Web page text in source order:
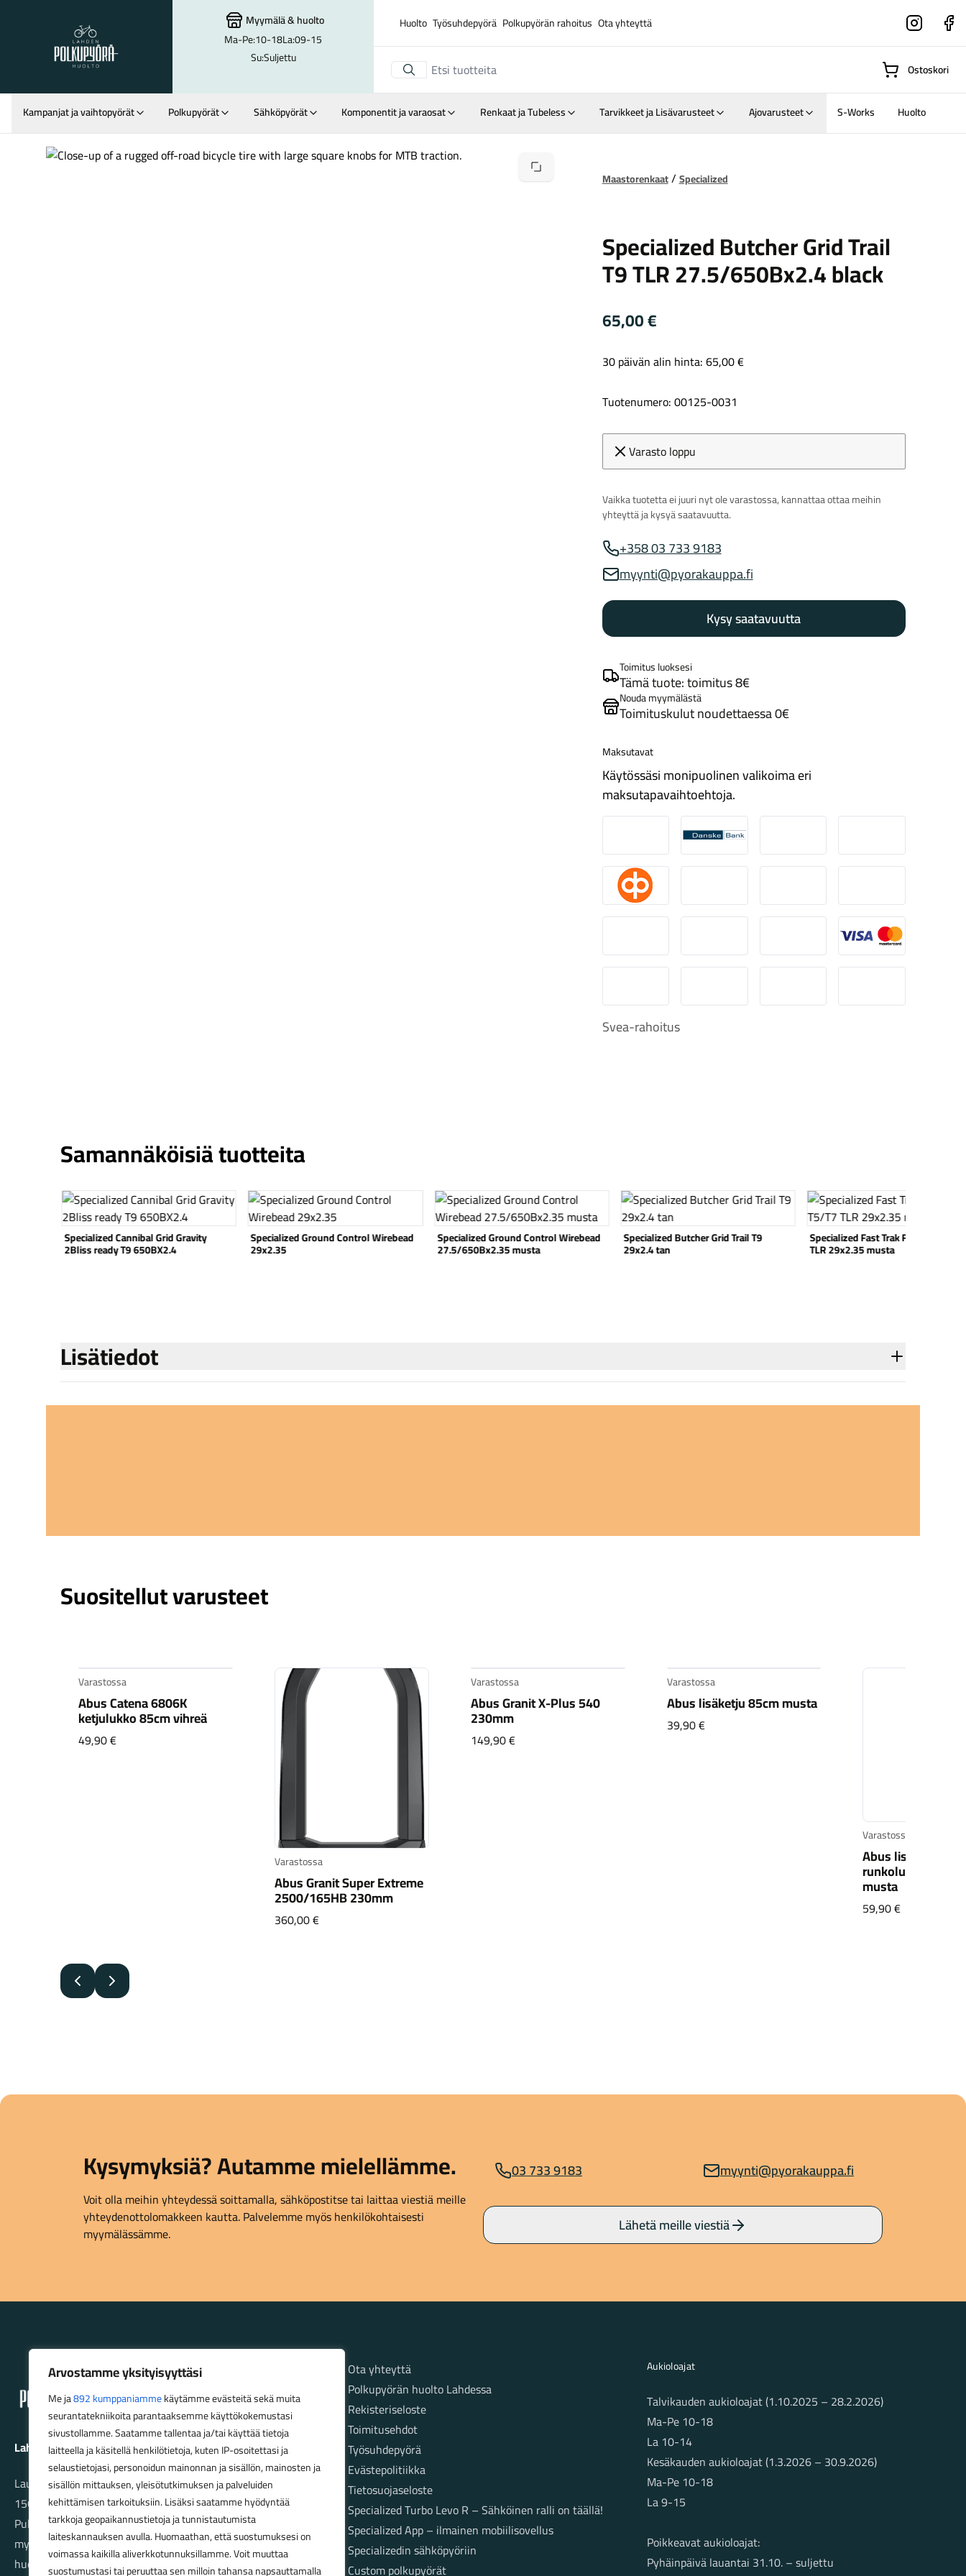
Arvostamme yksityisyyttäsi
Me ja892 kumppaniammekäytämme evästeitä sekä muita
seurantatekniikoita parantaaksemme käyttökokemustasi
sivustollamme. Saatamme tallentaa ja/tai käyttää tietoja
laitteella ja käsitellä henkilötietoja, kuten IP-osoitettasi ja
selaustietojasi, personoidun mainonnan ja sisällön, mainosten ja
sisällön mittauksen, yleisötutkimuksen ja palveluiden
kehittämisen tarkoituksiin. Lisäksi saatamme hyödyntää
tarkkoja geopaikannustietoja ja tunnistautumista
laiteskannauksen avulla. Huomaathan, että suostumuksesi on
voimassa kaikilla aliverkkotunnuksillamme. Voit muuttaa
suostumustasi tai peruuttaa sen milloin tahansa napsauttamalla
Lahden Polkupyörähuolto - etusivulle
Myymälä&huolto
Ma-Pe:10-18La:09-15
Su:Suljettu
Huolto Työsuhdepyörä Polkupyörän rahoitus Ota yhteyttä Instagram
Hakutulokset Suositut osastot
Gravel-
pyörät
Kaupunkisähköpyörät
Renkaat
Katso koko valikoima
Ostoskori
Kampanjat ja vaihtopyörät Polkupyörät Sähköpyörät Komponentit ja varaosat Renkaat ja Tubeless Tarvikkeet ja Lisävarusteet Ajovarusteet S-Works Huolto
Suurenna kuva Maastorenkaat Specialized
Specialized Butcher Grid Trail
T9 TLR 27.5/650Bx2.4 black
65,00€
30 päivän alin hinta:65,00€
Tuotenumero: 00125-0031
Varasto loppu
Vaikka tuotetta ei juuri nyt ole varastossa, kannattaa ottaa meihin
yhteyttä ja kysyä saatavuutta.
Myynnin puhelinnumero
+358 03 733 9183
Myynnin sähköposti
myynti@pyorakauppa.fi
Kysy saatavuutta
Toimitus luoksesi
Tämä tuote: toimitus 8€
Nouda myymälästä
Toimituskulut noudettaessa 0€
Maksutavat
Käytössäsi monipuolinen valikoima eri
maksutapavaihtoehtoja.
Danske
Osuuspankki
Visa & Mastercard
Svea-rahoitus
Samannäköisiä tuotteita
Katso tuote
Specialized Cannibal Grid Gravity
2Bliss ready T9 650BX2.4
Katso tuote
Specialized Ground Control Wirebead
29x2.35
Katso tuote
Specialized Ground Control Wirebead
27.5/650Bx2.35 musta
Katso tuote
Specialized Butcher Grid Trail T9
29x2.4 tan
Katso tuote
Specialized Fast Trak Flex Lite T5/T7
TLR 29x2.35 musta
Lisätiedot
Suositellut varusteet
Varastossa
Abus Catena 6806K
ketjulukko 85cm vihreä
49,90€
Varastossa
Abus Granit Super Extreme
2500/165HB 230mm
360,00€
Varastossa
Abus Granit X-Plus 540
230mm
149,90€
Varastossa
Abus lisäketju 85cm musta
39,90€
EdellinenSeuraava
Kysymyksiä? Autamme mielellämme.
Voit olla meihin yhteydessä soittamalla, sähköpostitse tai laittaa viestiä meille
yhteydenottolomakkeen kautta. Palvelemme myös henkilökohtaisesti
myymälässämme.
03 733 9183 myynti@pyorakauppa.fi
Lähetä meille viestiä
Lahden Polkupyörähuolto - etusivulle
Lahden Polkupyörähuolto Oy
Launeenkatu 80
15610 LAHTI
Puh. 03 733 9183
myynti@pyorakauppa.fi
huolto@pyorakauppa.fi
SivutOta yhteyttä
Polkupyörän huolto Lahdessa
Rekisteriseloste
Toimitusehdot
Työsuhdepyörä
Evästepolitiikka
Tietosuojaseloste
Specialized Turbo Levo R – Sähköinen ralli on täällä!
Specialized App – ilmainen mobiilisovellus
Specializedin sähköpyöriin
Custom polkupyörät
Aukioloajat
Talvikauden aukioloajat (1.10.2025 – 28.2.2026)
Ma-Pe 10-18
La 10-14
Kesäkauden aukioloajat (1.3.2026 – 30.9.2026)
Ma-Pe 10-18
La 9-15
Poikkeavat aukioloajat:
Pyhäinpäivä lauantai 31.10. – suljettu